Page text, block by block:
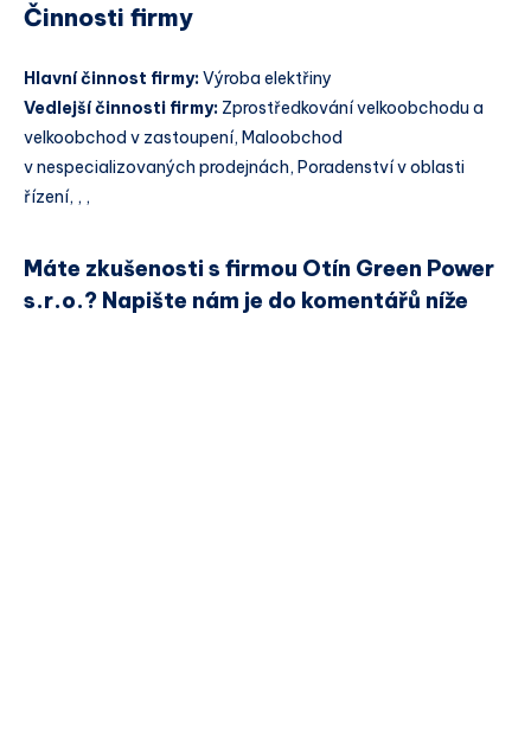
Činnosti firmy
Hlavní činnost firmy:Výroba elektřiny
Vedlejší činnosti firmy: Zprostředkování velkoobchodu a
velkoobchod v zastoupení, Maloobchod
v nespecializovaných prodejnách, Poradenství v oblasti
řízení, , ,
Máte zkušenosti s firmou Otín Green Power
s.r.o.? Napište nám je do komentářů níže